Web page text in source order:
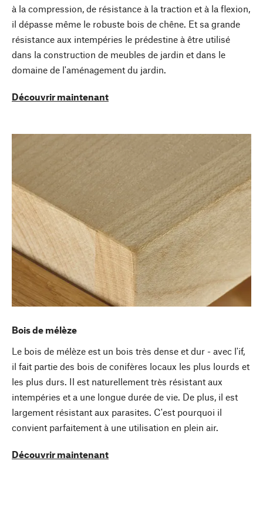
à la compression, de résistance à la traction et à la flexion,
il dépasse même le robuste bois de chêne. Et sa grande
résistance aux intempéries le prédestine à être utilisé
dans la construction de meubles de jardin et dans le
domaine de l'aménagement du jardin.
Découvrir maintenant
Bois de mélèze
Le bois de mélèze est un bois très dense et dur - avec l'if,
il fait partie des bois de conifères locaux les plus lourds et
les plus durs. Il est naturellement très résistant aux
intempéries et a une longue durée de vie. De plus, il est
largement résistant aux parasites. C'est pourquoi il
convient parfaitement à une utilisation en plein air.
Découvrir maintenant